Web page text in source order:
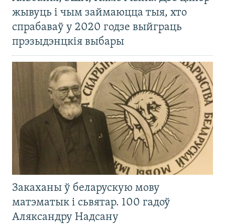
жывуць і чым займаюцца тыя, хто
спрабаваў у 2020 годзе выйграць
прэзыдэнцкія выбары
Закаханы ў беларускую мову
матэматык і сьвятар. 100 гадоў
Аляксандру Надсану